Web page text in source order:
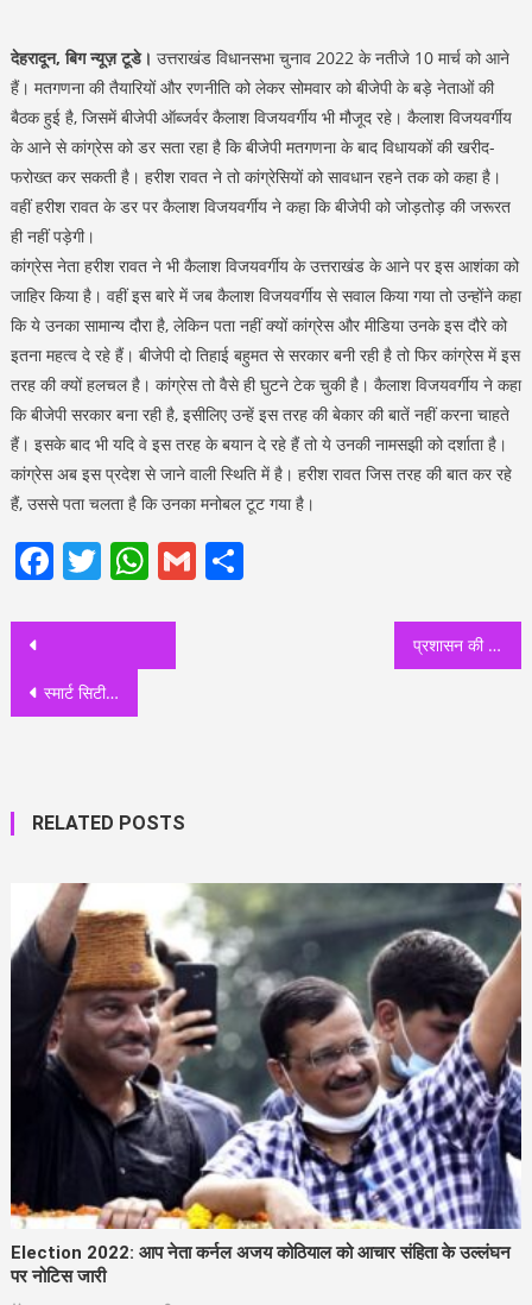
देहरादून, बिग न्यूज़ टूडे। उत्तराखंड विधानसभा चुनाव 2022 के नतीजे 10 मार्च को आने
हैं। मतगणना की तैयारियों और रणनीति को लेकर सोमवार को बीजेपी के बड़े नेताओं की
बैठक हुई है, जिसमें बीजेपी ऑब्जर्वर कैलाश विजयवर्गीय भी मौजूद रहे। कैलाश विजयवर्गीय
के आने से कांग्रेस को डर सता रहा है कि बीजेपी मतगणना के बाद विधायकों की खरीद-
फरोख्त कर सकती है। हरीश रावत ने तो कांग्रेसियों को सावधान रहने तक को कहा है।
वहीं हरीश रावत के डर पर कैलाश विजयवर्गीय ने कहा कि बीजेपी को जोड़तोड़ की जरूरत
ही नहीं पड़ेगी।
कांग्रेस नेता हरीश रावत ने भी कैलाश विजयवर्गीय के उत्तराखंड के आने पर इस आशंका को
जाहिर किया है। वहीं इस बारे में जब कैलाश विजयवर्गीय से सवाल किया गया तो उन्होंने कहा
कि ये उनका सामान्य दौरा है, लेकिन पता नहीं क्यों कांग्रेस और मीडिया उनके इस दौरे को
इतना महत्व दे रहे हैं। बीजेपी दो तिहाई बहुमत से सरकार बनी रही है तो फिर कांग्रेस में इस
तरह की क्यों हलचल है। कांग्रेस तो वैसे ही घुटने टेक चुकी है। कैलाश विजयवर्गीय ने कहा
कि बीजेपी सरकार बना रही है, इसीलिए उन्हें इस तरह की बेकार की बातें नहीं करना चाहते
हैं। इसके बाद भी यदि वे इस तरह के बयान दे रहे हैं तो ये उनकी नामसझी को दर्शाता है।
कांग्रेस अब इस प्रदेश से जाने वाली स्थिति में है। हरीश रावत जिस तरह की बात कर रहे
हैं, उससे पता चलता है कि उनका मनोबल टूट गया है।
Facebook
Twitter
WhatsApp
GmailShare
Post
navigation
स्मार्ट सिटी के निर्माण कार्यों को लेकर सीएम से की शिकायत
प्रशासन की मतगणना की तैयारियां पूरी, विजय जुलूस पर रहेगा प्रतिबंध
RELATED POSTS
Election 2022: आप नेता कर्नल अजय कोठियाल को आचार संहिता के उल्लंघन
पर नोटिस जारी